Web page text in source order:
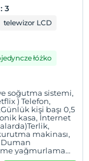
: 3
telewizor LCD
łóżko
soğutma sistemi,
) Telefon,
kişi başı 0,5
kasa, İnternet
makinası,
Duman
yağmurlama